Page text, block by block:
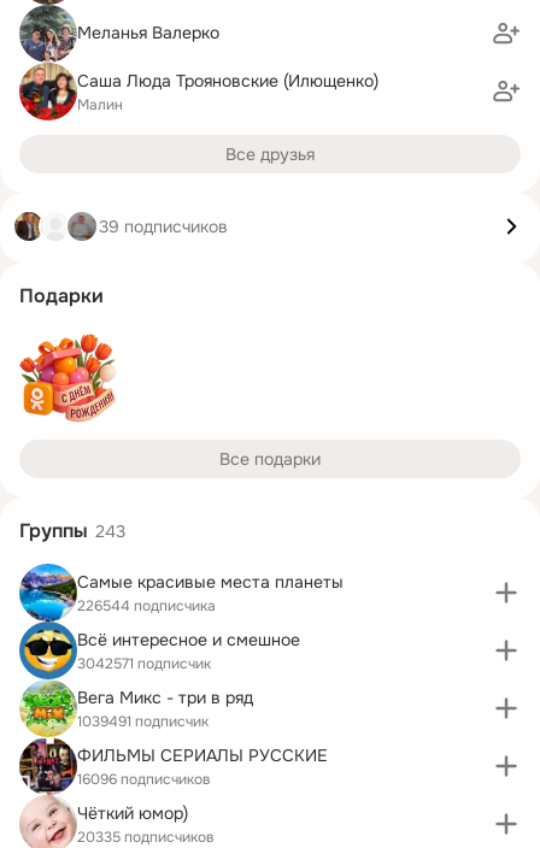
Меланья Валерко
Саша Люда Трояновские (Илющенко)
Малин
Все друзья
39 подписчиков
Подарки
Все подарки
Группы 243
Самые красивые места планеты
226544 подписчика
Всё интересное и смешное
3042571 подписчик
Вега Микс - три в ряд
1039491 подписчик
ФИЛЬМЫ СЕРИАЛЫ РУССКИЕ
16096 подписчиков
Чёткий юмор)
20335 подписчиков